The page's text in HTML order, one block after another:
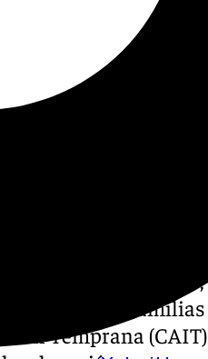
No se despega del
parar de comentarlo
nos van
sabemos muy bien
No sabemos nada»,
centenar de familias
Temprana (CAIT)